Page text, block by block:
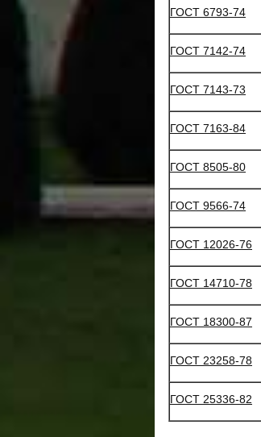
ГОСТ 6793-74
ГОСТ 7142-74
ГОСТ 7143-73
ГОСТ 7163-84
ГОСТ 8505-80
ГОСТ 9566-74
ГОСТ 12026-76
ГОСТ 14710-78
ГОСТ 18300-87
ГОСТ 23258-78
ГОСТ 25336-82